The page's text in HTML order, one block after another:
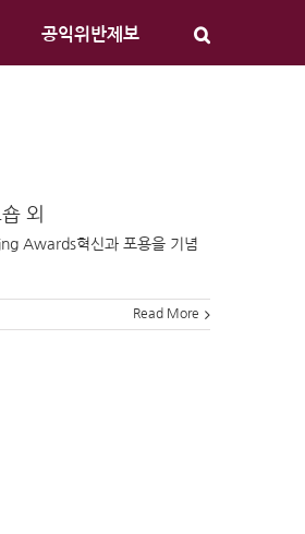
공익위반제보
외
Awards혁신과 포용을 기념
Read More